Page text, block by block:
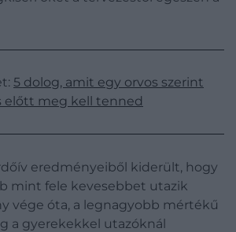
5 dolog, amit egy orvos szerint
előtt meg kell tenned
eredményeiből kiderült, hogy
mint fele kevesebbet utazik
vége óta, a legnagyobb mértékű
a gyerekekkel utazóknál